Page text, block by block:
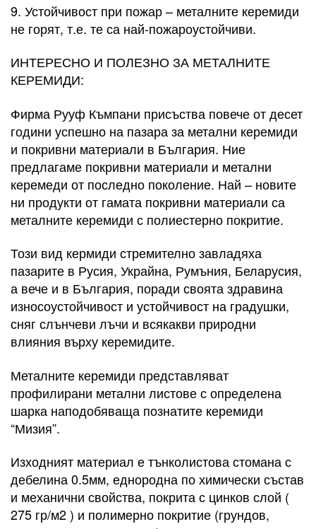
9. Устойчивост при пожар – металните керемиди
не горят, т.е. те са най-пожароустойчиви.
ИНТЕРЕСНО И ПОЛЕЗНО ЗА МЕТАЛНИТЕ
КЕРЕМИДИ:
Фирма Рууф Къмпани присъства повече от десет
години успешно на пазара за метални керемиди
и покривни материали в България. Ние
предлагаме покривни материали и метални
керемеди от последно поколение. Най – новите
ни продукти от гамата покривни материали са
металните керемиди с полиестерно покритие.
Този вид кермиди стремително завладяха
пазарите в Русия, Украйна, Румъния, Беларусия,
а вече и в България, поради своята здравина
износоустойчивост и устойчивост на градушки,
сняг слънчеви лъчи и всякакви природни
влияния върху керемидите.
Металните керемиди представляват
профилирани метални листове с определена
шарка наподобяваща познатите керемиди
“Мизия”.
Изходният материал е тънколистова стомана с
дебелина 0.5мм, еднородна по химически състав
и механични свойства, покрита с цинков слой (
275 гр/м2 ) и полимерно покритие (грундов,